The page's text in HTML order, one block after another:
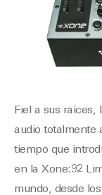
Fiel a sus raíces,
audio totalmente
tiempo que
en la Xone:92
mundo, desde